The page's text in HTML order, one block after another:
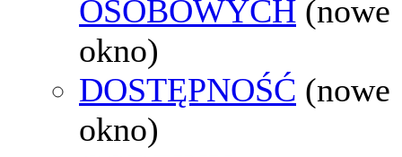
OSOBOWYCH (nowe
okno)
DOSTĘPNOŚĆ (nowe
okno)